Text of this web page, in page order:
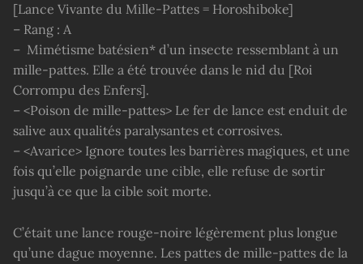
[Lance Vivante du Mille-Pattes = Horoshiboke]
– Rang : A
– Mimétisme batésien* d’un insecte ressemblant à un
mille-pattes. Elle a été trouvée dans le nid du [Roi
Corrompu des Enfers].
– <Poison de mille-pattes> Le fer de lance est enduit de
salive aux qualités paralysantes et corrosives.
– <Avarice> Ignore toutes les barrières magiques, et une
fois qu’elle poignarde une cible, elle refuse de sortir
jusqu’à ce que la cible soit morte.
C’était une lance rouge-noire légèrement plus longue
qu’une dague moyenne. Les pattes de mille-pattes de la